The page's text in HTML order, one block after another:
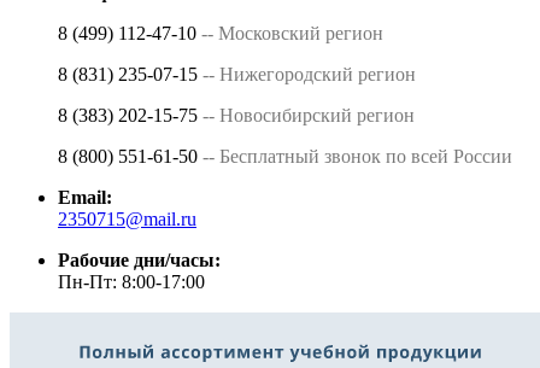
8 (499) 112-47-10 -- Московский регион
8 (831) 235-07-15 -- Нижегородский регион
8 (383) 202-15-75 -- Новосибирский регион
8 (800) 551-61-50 -- Бесплатный звонок по всей России
Email:
2350715@mail.ru
Рабочие дни/часы:
Пн-Пт: 8:00-17:00